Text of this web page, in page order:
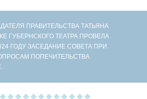
ПРАВИТЕЛЬСТВА ТАТЬЯНА
ГУБЕРНСКОГО ТЕАТРА ПРОВЕЛА
ГОДУ ЗАСЕДАНИЕ СОВЕТА ПРИ
ПОПЕЧИТЕЛЬСТВА